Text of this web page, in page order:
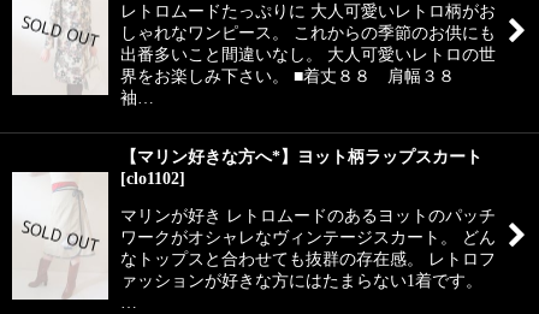
レトロムードたっぷりに 大人可愛いレトロ柄がお
しゃれなワンピース。 これからの季節のお供にも
出番多いこと間違いなし。 大人可愛いレトロの世
界をお楽しみ下さい。 ■着丈８８ 肩幅３８
袖…
【マリン好きな方へ*】ヨット柄ラップスカート
[clo1102]
マリンが好き レトロムードのあるヨットのパッチ
ワークがオシャレなヴィンテージスカート。 どん
なトップスと合わせても抜群の存在感。 レトロフ
ァッションが好きな方にはたまらない1着です。
…